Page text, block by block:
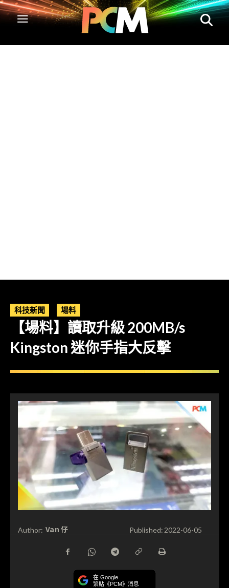
科技新聞 場料
【場料】讀取升級 200MB/s
Kingston 迷你手指大反擊
Author: Van 仔 Published: 2022-06-05
在 Google
緊貼《PCM》消息